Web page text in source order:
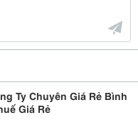
Ty Chuyên Giá Rẻ Bình
Giá Rẻ